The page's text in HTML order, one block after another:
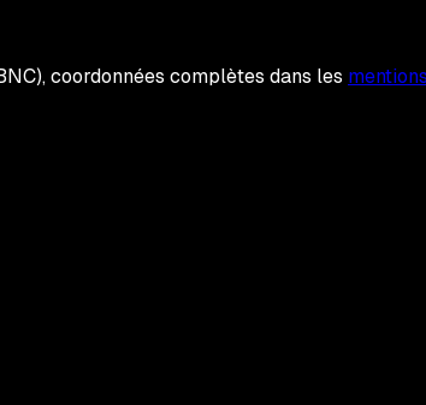
coordonnées complètes dans les